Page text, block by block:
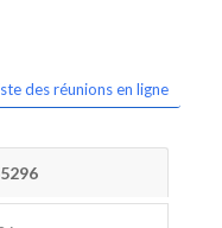
des réunions en ligne